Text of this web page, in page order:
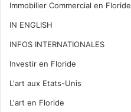
Immobilier Commercial en Floride
IN ENGLISH
INFOS INTERNATIONALES
Investir en Floride
L'art aux Etats-Unis
L'art en Floride